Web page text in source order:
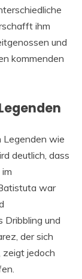
ihm
und
kommenden
Legenden wie
deutlich, dass
war
Dribbling und
der sich
zeigt jedoch